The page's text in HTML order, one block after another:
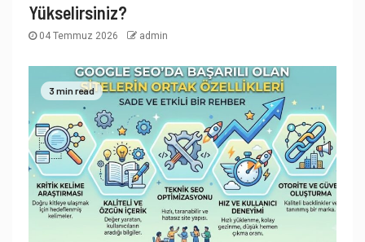
Yükselirsiniz?
04 Temmuz 2026 admin
3 min read